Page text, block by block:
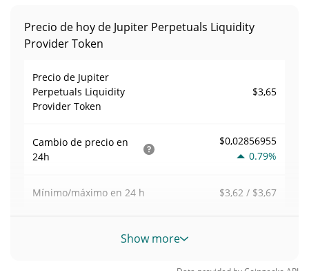
Precio de hoy de Jupiter Perpetuals Liquidity
Provider Token
Precio de Jupiter
Perpetuals Liquidity
Provider Token
$3,65
Cambio de precio en
24h
$0,02856955
0.79%
Mínimo/máximo en 24 h $3,62 / $3,67
Show more